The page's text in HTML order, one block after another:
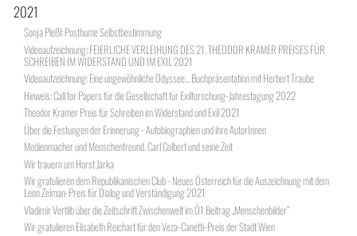
2021
Sonja Pleßl: Posthume Selbstbestimmung
Videoaufzeichnung: FEIERLICHE VERLEIHUNG DES 21. THEODOR KRAMER PREISES FÜR
SCHREIBEN IM WIDERSTAND UND IM EXIL 2021
Videoaufzeichnung: Eine ungewöhnliche Odyssee... Buchpräsentation mit Herbert Traube
Hinweis: Call for Papers für die Gesellschaft für Exilforschung-Jahrestagung 2022
Theodor Kramer Preis für Schreiben im Widerstand und Exil 2021
Über die Festungen der Erinnerung - Autobiographien und ihre AutorInnen
Medienmacher und Menschenfreund. Carl Colbert und seine Zeit
Wir trauern um Horst Jarka
Wir gratulieren dem Republikanischen Club - Neues Österreich für die Auszeichnung mit dem
Leon Zelman-Preis für Dialog und Verständigung 2021
Vladimir Vertlib über die Zeitschrift Zwischenwelt im Ö1 Beitrag „Menschenbilder“
Wir gratulieren Elisabeth Reichart für den Veza-Canetti-Preis der Stadt Wien